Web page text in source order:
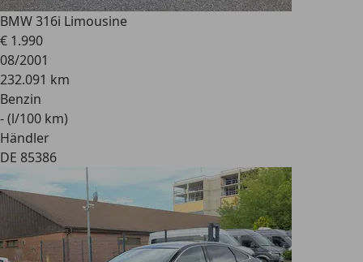
BMW 316i Limousine
€ 1.990
08/2001
232.091 km
Benzin
- (l/100 km)
Händler
DE 85386